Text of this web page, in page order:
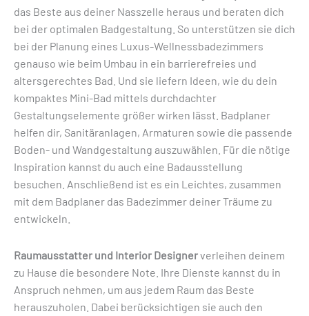
das Beste aus deiner Nasszelle heraus und beraten dich
bei der optimalen Badgestaltung. So unterstützen sie dich
bei der Planung eines Luxus-Wellnessbadezimmers
genauso wie beim Umbau in ein barrierefreies und
altersgerechtes Bad. Und sie liefern Ideen, wie du dein
kompaktes Mini-Bad mittels durchdachter
Gestaltungselemente größer wirken lässt. Badplaner
helfen dir, Sanitäranlagen, Armaturen sowie die passende
Boden- und Wandgestaltung auszuwählen. Für die nötige
Inspiration kannst du auch eine Badausstellung
besuchen. Anschließend ist es ein Leichtes, zusammen
mit dem Badplaner das Badezimmer deiner Träume zu
entwickeln.
Raumausstatter und Interior Designerverleihen deinem
zu Hause die besondere Note. Ihre Dienste kannst du in
Anspruch nehmen, um aus jedem Raum das Beste
herauszuholen. Dabei berücksichtigen sie auch den